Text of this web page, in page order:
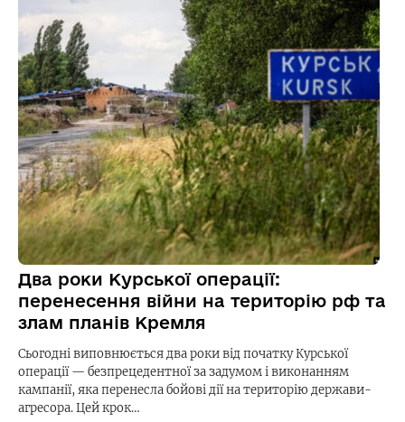
Два роки Курської операції:
перенесення війни на територію рф та
злам планів Кремля
Сьогодні виповнюється два роки від початку Курської
операції — безпрецедентної за задумом і виконанням
кампанії, яка перенесла бойові дії на територію держави-
агресора. Цей крок…